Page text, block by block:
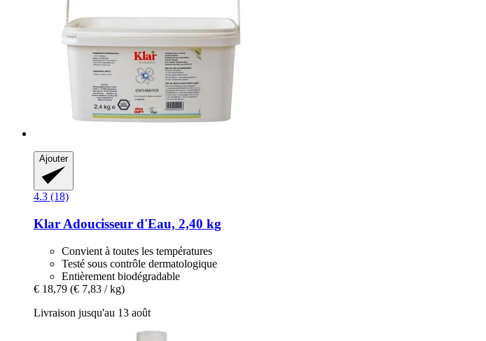
Ajouter
4.3 (18)
Klar Adoucisseur d'Eau, 2,40 kg
Convient à toutes les températures
Testé sous contrôle dermatologique
Entièrement biodégradable
€ 18,79 (€ 7,83 / kg)
Livraison jusqu'au 13 août